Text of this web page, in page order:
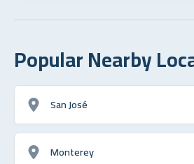
Popular Nearby
San José
Monterey